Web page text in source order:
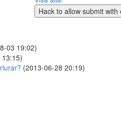
03 19:02)
(2013-06-28 20:19)